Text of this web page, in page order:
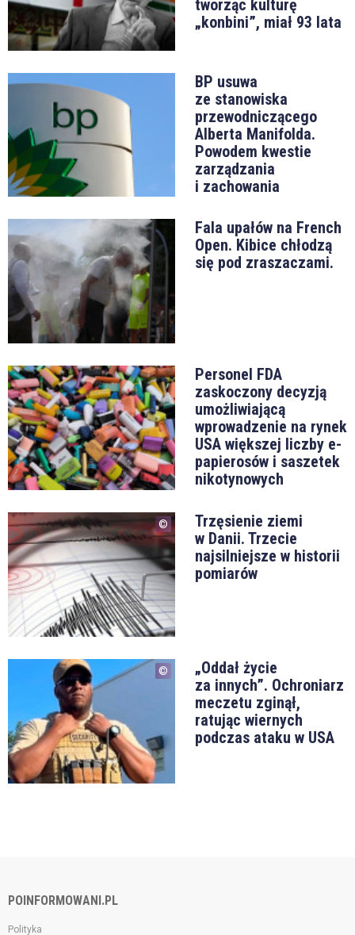
tworząc kulturę
„konbini”, miał 93 lata
BP usuwa
ze stanowiska
przewodniczącego
Alberta Manifolda.
Powodem kwestie
zarządzania
i zachowania
Fala upałów na French
Open. Kibice chłodzą
się pod zraszaczami.
Personel FDA
zaskoczony decyzją
umożliwiającą
wprowadzenie na rynek
USA większej liczby e-
papierosów i saszetek
nikotynowych
Trzęsienie ziemi
w Danii. Trzecie
najsilniejsze w historii
pomiarów
„Oddał życie
za innych”. Ochroniarz
meczetu zginął,
ratując wiernych
podczas ataku w USA
POINFORMOWANI.PL
Polityka